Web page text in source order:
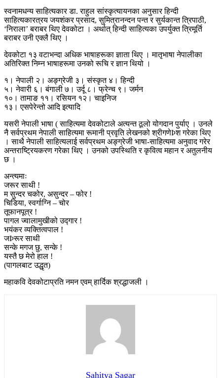
स्वनामधन्य साहित्यकार डा. राहुल सांस्कृत्यायनका अनुसार हिन्दी
साहित्यकारत्रय जयशंकर प्रसाद, सुमित्रानन्दन पन्त र सुर्यकान्त त्रिपाठी,
‘निराला’ बराबर थिए देवकोटा । अर्थात् हिन्दी साहित्यका उपर्युक्त त्रिमूर्ति
बराबर उनी एक्लै थिए ।
देवकोटा १३ वटाभन्दा अधिक भाषाहरूका ज्ञाता थिए । मातृभाषा नेपालीका
अतिरिक्त निम्न भाषाहरूमा उनको रूचि र ज्ञान थियो ।
१। नेपाली २। अङ्ग्रेजी ३। संस्कृत ४। हिन्दी
५। नेवारी ६। बंगाली ७। उर्दू ८। फ्रेन्च ९। जर्मन
१०। तामाङ ११। रसियन १२। चाइनिज
१३। एसपेरेन्तो आदि इत्यादि
यसरी नेपाली भाषा ( साहित्यमा देवकोटाले अत्यन्त ठूलो योगदान पुर्याए । उनले
नै सर्वप्रथम नेपाली साहित्यमा रूमानी प्रवृति लेखनको श्रीगणेÞश गरेका थिए
। साथै नेपाली साहित्यलाई सर्वप्रथम अङ्ग्रेजी भाषा-साहित्यमा अनुवाद गरेर
अन्तराष्ट्रियकरण गरेका थिए । उनको उपस्थिति र कृवित्व महान र अतुलनीय
छ ।
अन्त्यमाः
जरूर साथी !
म सुन्दर चकोर, असुन्दर – फोर !
चिडिया, स्वर्गाग्नि – चोर
तूफानपूत्र !
पागल ज्वालामुखीको उद्गार !
भयंकर व्यक्तित्वपाल !
जÞरूर साथी
सन्के मगज छु, सन्के !
यस्तै छ मेरो हाल !
(पागलबाट उद्धृत)
महाकवि देवकोटाप्रति नमन एवम् हार्दिक श्रद्धाजली ।
Sahitya Sagar